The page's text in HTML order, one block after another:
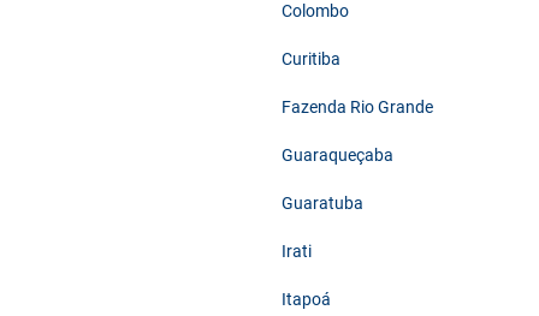
Colombo
Curitiba
Fazenda Rio Grande
Guaraqueçaba
Guaratuba
Irati
Itapoá